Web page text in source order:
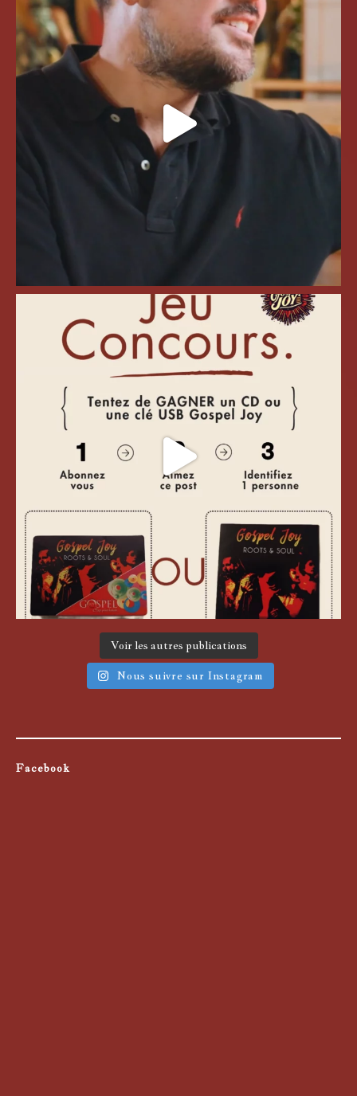
Voir les autres publications
Nous suivre sur Instagram
Facebook